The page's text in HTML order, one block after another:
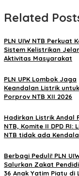
Related
PLN UIW NTB Perkuat
Sistem Kelistrikan
Aktivitas Masyarakat
PLN UPK Lombok Jaga
Keandalan Listrik
Porprov NTB XII 2026
Hadirkan Listrik Andal
NTB, Komite II DPD RI:
NTB tidak ada Kendala
Berbagi Peduli! PLN
Salurkan Zakat
36 Anak Yatim Piatu di